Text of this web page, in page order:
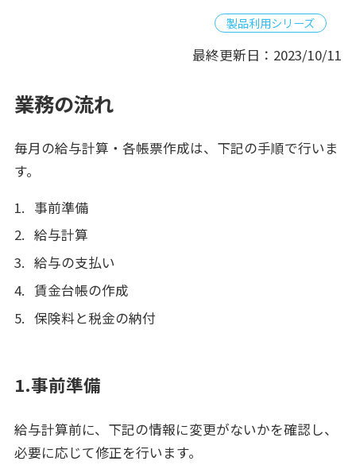
製品利用シリーズ
最終更新日：2023/10/11
業務の流れ
毎月の給与計算・各帳票作成は、下記の手順で行いま
す。
事前準備
給与計算
給与の支払い
賃金台帳の作成
保険料と税金の納付
1.事前準備
給与計算前に、下記の情報に変更がないかを確認し、
必要に応じて修正を行います。